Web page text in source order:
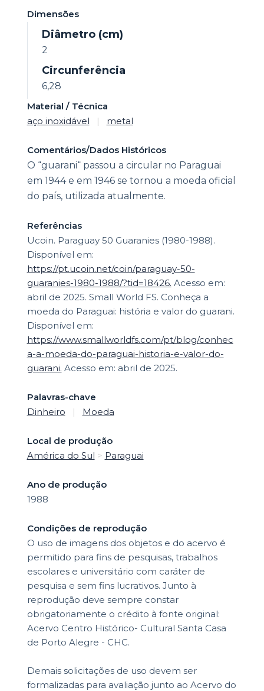
Dimensões
Diâmetro (cm)
2
Circunferência
6,28
Material / Técnica
aço inoxidável
| metal
Comentários/Dados Históricos
O “guarani“ passou a circular no Paraguai
em 1944 e em 1946 se tornou a moeda oficial
do país, utilizada atualmente.
Referências
Ucoin. Paraguay 50 Guaranies (1980-1988).
Disponível em:
https://pt.ucoin.net/coin/paraguay-50-
guaranies-1980-1988/?tid=18426. Acesso em:
abril de 2025. Small World FS. Conheça a
moeda do Paraguai: história e valor do guarani.
Disponível em:
https://www.smallworldfs.com/pt/blog/conhec
a-a-moeda-do-paraguai-historia-e-valor-do-
guarani. Acesso em: abril de 2025.
Palavras-chave
Dinheiro
| Moeda
Local de produção
América do Sul > Paraguai
Ano de produção
1988
Condições de reprodução
O uso de imagens dos objetos e do acervo é
permitido para fins de pesquisas, trabalhos
escolares e universitário com caráter de
pesquisa e sem fins lucrativos. Junto à
reprodução deve sempre constar
obrigatoriamente o crédito à fonte original:
Acervo Centro Histórico- Cultural Santa Casa
de Porto Alegre - CHC.
Demais solicitações de uso devem ser
formalizadas para avaliação junto ao Acervo do